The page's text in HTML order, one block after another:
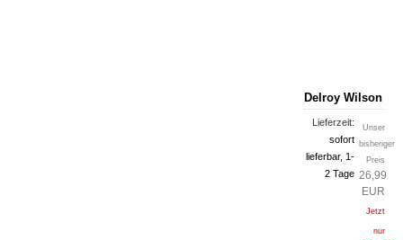
Delroy Wilson
Lieferzeit:
sofort
lieferbar, 1-
2 Tage
Unser
bisheriger
Preis
26,99
EUR
Jetzt
nur